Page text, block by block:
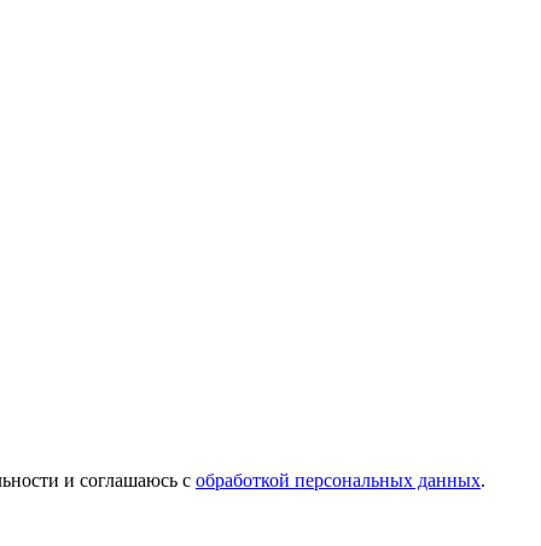
и соглашаюсь с обработкой персональных данных.